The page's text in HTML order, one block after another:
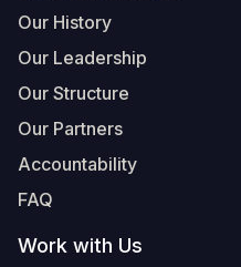
Our History
Our Leadership
Our Structure
Our Partners
Accountability
FAQ
Work with Us